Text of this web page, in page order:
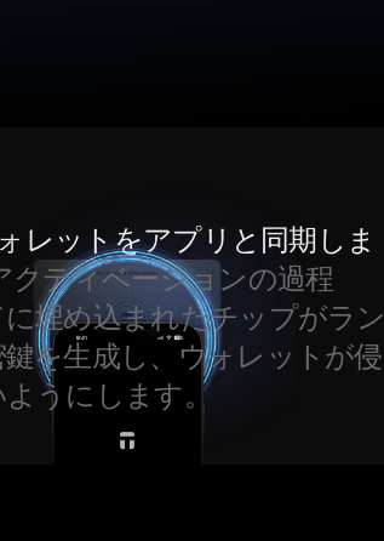
レットをアプリと同期しま
クティベーションの過程
埋め込まれたチップがラン
を生成し、ウォレットが侵
うにします。